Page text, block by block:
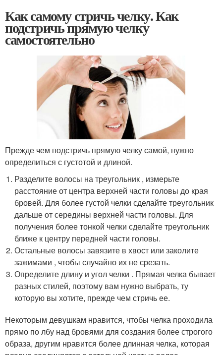
Как самому стричь челку. Как
подстричь прямую челку
самостоятельно
Прежде чем подстричь прямую челку самой, нужно
определиться с густотой и длиной.
Разделите волосы на треугольник , измерьте
расстояние от центра верхней части головы до края
бровей. Для более густой челки сделайте треугольник
дальше от середины верхней части головы. Для
получения более тонкой челки сделайте треугольник
ближе к центру передней части головы.
Остальные волосы завязите в хвост или заколите
зажимами , чтобы случайно их не срезать.
Определите длину и угол челки . Прямая челка бывает
разных стилей, поэтому вам нужно выбрать, ту
которую вы хотите, прежде чем стричь ее.
Некоторым девушкам нравится, чтобы челка проходила
прямо по лбу над бровями для создания более строгого
образа, другим нравится более длинная челка, которая